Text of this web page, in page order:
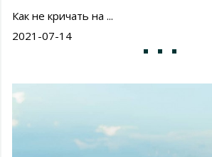
Как не кричать на ...
2021-07-14